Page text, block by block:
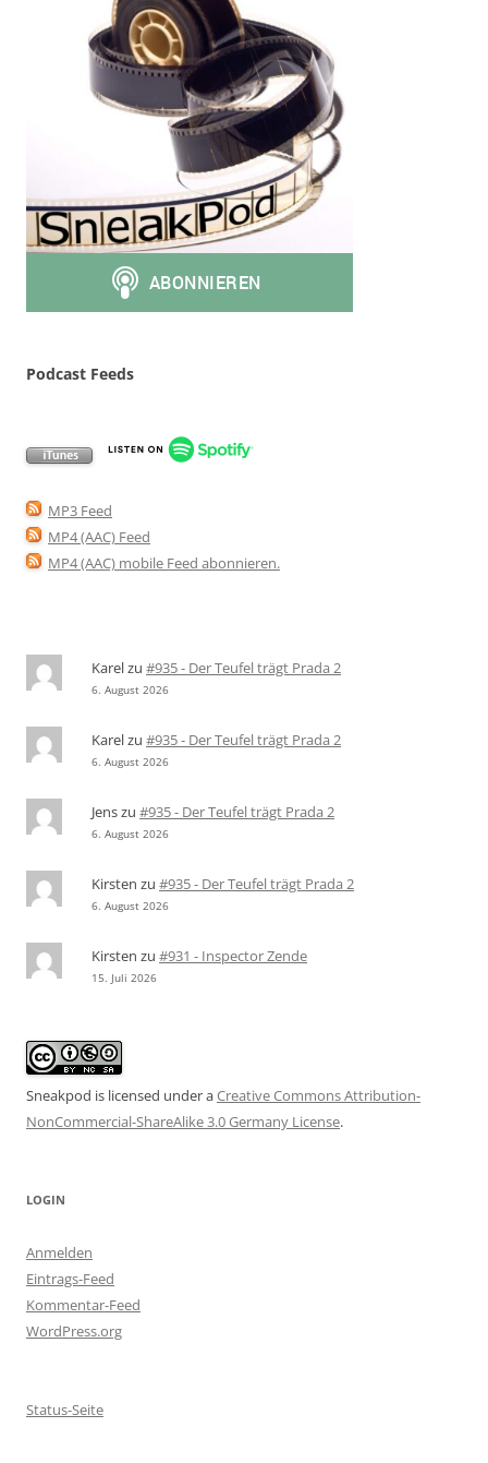
Podcast Feeds
MP3 Feed
MP4 (AAC) Feed
MP4 (AAC) mobile Feed abonnieren.
Karelzu #935 - Der Teufel trägt Prada 2
6. August 2026
Karelzu #935 - Der Teufel trägt Prada 2
6. August 2026
Jenszu #935 - Der Teufel trägt Prada 2
6. August 2026
Kirsten zu #935 - Der Teufel trägt Prada 2
6. August 2026
Kirsten zu #931 - Inspector Zende
15. Juli 2026
Sneakpod is licensed under aCreative Commons Attribution-
NonCommercial-ShareAlike 3.0 Germany License.
LOGIN
Anmelden
Eintrags-Feed
Kommentar-Feed
WordPress.org
Status-Seite